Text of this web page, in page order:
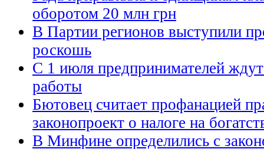
оборотом 20 млн грн
В Партии регионов выступили
роскошь
С 1 июля предпринимателей
работы
Бютовец считает профанацией
законопроект о налоге на
В Минфине определились с